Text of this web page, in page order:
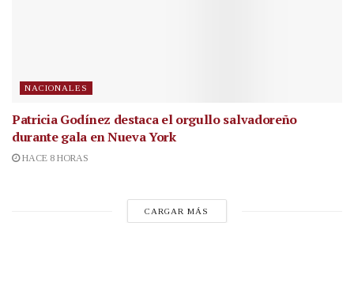
NACIONALES
Patricia Godínez destaca el orgullo salvadoreño
durante gala en Nueva York
HACE 8 HORAS
CARGAR MÁS